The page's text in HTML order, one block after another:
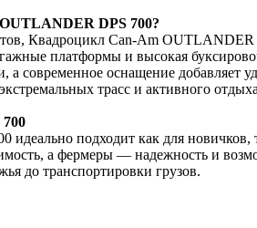
DPS 700?
Квадроцикл Can-Am OUTLANDER
платформы и высокая
а современное оснащение добавляет
трасс и активного отдыха
подходит как для
а фермеры — надежность и
до транспортировки грузов.